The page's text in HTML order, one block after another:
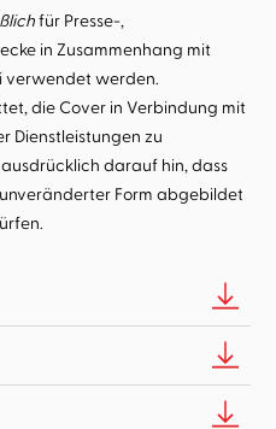
für Presse-,
in Zusammenhang mit
verwendet werden.
die Cover in Verbindung mit
Dienstleistungen zu
darauf hin, dass
Form abgebildet